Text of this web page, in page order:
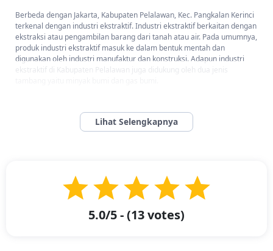
Berbeda dengan Jakarta, Kabupaten Pelalawan, Kec. Pangkalan Kerinci
terkenal dengan industri ekstraktif. Industri ekstraktif berkaitan dengan
ekstraksi atau pengambilan barang dari tanah atau air. Pada umumnya,
produk industri ekstraktif masuk ke dalam bentuk mentah dan
digunakan oleh industri manufaktur dan konstruksi. Adapun industri
ekstraktif di Kabupaten Pelalawan juga didukung oleh dua jenis
tentunya para pengusaha dan pebisnis membutuhkan jasa pengiriman
yang dapat mengirimkan barang hasil produksinya dengan murah dan
cepat. Oleh karena itu, Troben hadir untuk memudahkan para
ongkos kirim yang murah.
Jasa Kirim Paket Batik Bono dari Kabupaten Pelalawan, Kec.
Pangkalan Kerinci ke Jakarta
5.0/5 - (13votes)